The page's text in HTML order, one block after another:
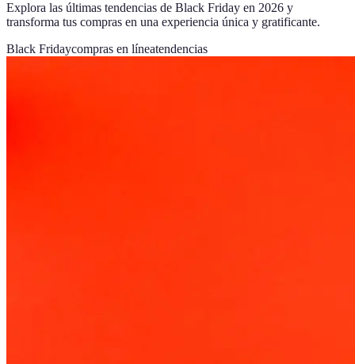
Explora las últimas tendencias de Black Friday en 2026 y
transforma tus compras en una experiencia única y gratificante.
Black Fridaycompras en líneatendencias